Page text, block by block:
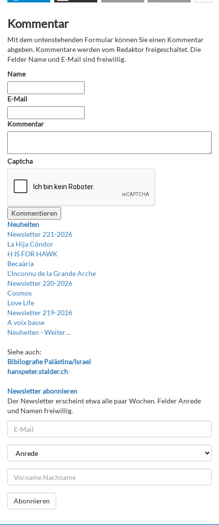
Kommentar
Mit dem untenstehenden Formular können Sie einen Kommentar
abgeben. Kommentare werden vom Redaktor freigeschaltet. Die
Felder Name und E-Mail sind freiwillig.
Name
E-Mail
Kommentar
Captcha
Neuheiten
Newsletter 221-2026
La Hija Cóndor
H IS FOR HAWK
Becaària
L’Inconnu de la Grande Arche
Newsletter 220-2026
Cosmos
Love Life
Newsletter 219-2026
A voix basse
Neuheiten -Weiter…
Siehe auch:
Bibliografie Palästina/Israel
hanspeter.stalder.ch
Newsletter abonnieren
Der Newsletter erscheint etwa alle paar Wochen. Felder Anrede
und Namen freiwillig.
Abonnieren